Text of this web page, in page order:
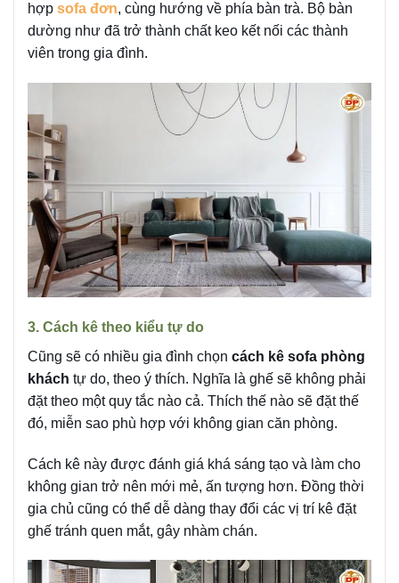
hợp sofa đơn, cùng hướng về phía bàn trà. Bộ bàn
dường như đã trở thành chất keo kết nối các thành
viên trong gia đình.
3. Cách kê theo kiểu tự do
Cũng sẽ có nhiều gia đình chọn cách kê sofa phòng
khách tự do, theo ý thích. Nghĩa là ghế sẽ không phải
đặt theo một quy tắc nào cả. Thích thế nào sẽ đặt thế
đó, miễn sao phù hợp với không gian căn phòng.
Cách kê này được đánh giá khá sáng tạo và làm cho
không gian trở nên mới mẻ, ấn tượng hơn. Đồng thời
gia chủ cũng có thể dễ dàng thay đổi các vị trí kê đặt
ghế tránh quen mắt, gây nhàm chán.